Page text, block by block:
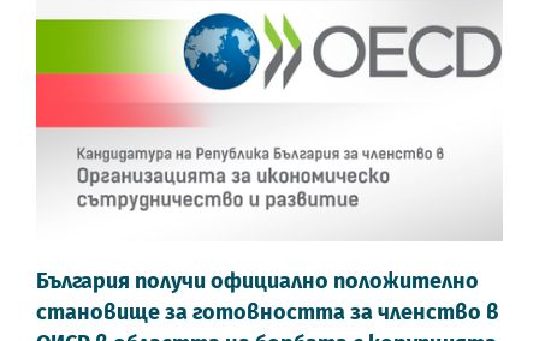
България получи официално положително
становище за готовността за членство в